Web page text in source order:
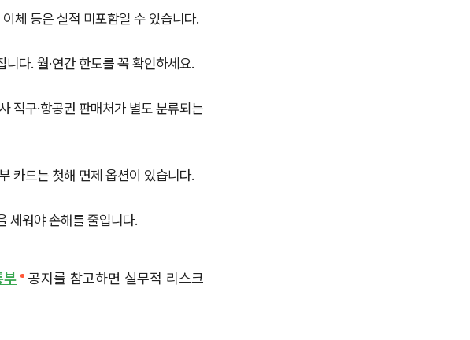
체 등은 실적 미포함일 수 있습니다.
다. 월·연간 한도를 꼭 확인하세요.
직구·항공권 판매처가 별도 분류되는
카드는 첫해 면제 옵션이 있습니다.
세워야 손해를 줄입니다.
부
공지를 참고하면 실무적 리스크